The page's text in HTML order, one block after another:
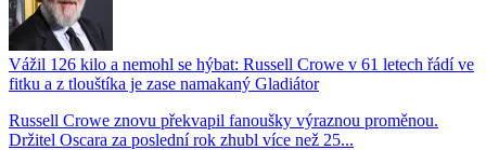
Vážil 126 kilo a nemohl se hýbat: Russell Crowe v 61 letech řádí ve
fitku a z tlouštíka je zase namakaný Gladiátor
Russell Crowe znovu překvapil fanoušky výraznou proměnou.
Držitel Oscara za poslední rok zhubl více než 25...